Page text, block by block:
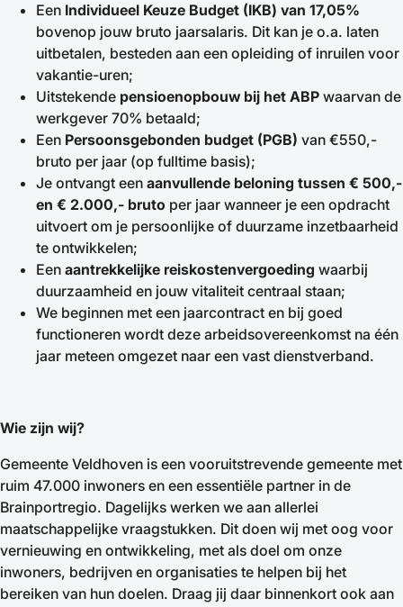
Een Individueel Keuze Budget (IKB) van 17,05%
bovenop jouw bruto jaarsalaris. Dit kan je o.a. laten
uitbetalen, besteden aan een opleiding of inruilen voor
vakantie-uren;
Uitstekende pensioenopbouw bij het ABP waarvan de
werkgever 70% betaald;
Een Persoonsgebonden budget (PGB) van €550,-
bruto per jaar (op fulltime basis);
Je ontvangt een aanvullende beloning tussen € 500,-
en € 2.000,- bruto per jaar wanneer je een opdracht
uitvoert om je persoonlijke of duurzame inzetbaarheid
te ontwikkelen;
Een aantrekkelijke reiskostenvergoeding waarbij
duurzaamheid en jouw vitaliteit centraal staan;
We beginnen met een jaarcontract en bij goed
functioneren wordt deze arbeidsovereenkomst na één
jaar meteen omgezet naar een vast dienstverband.
Wie zijn wij?
Gemeente Veldhoven is een vooruitstrevende gemeente met
ruim 47.000 inwoners en een essentiële partner in de
Brainportregio. Dagelijks werken we aan allerlei
maatschappelijke vraagstukken. Dit doen wij met oog voor
vernieuwing en ontwikkeling, met als doel om onze
inwoners, bedrijven en organisaties te helpen bij het
bereiken van hun doelen. Draag jij daar binnenkort ook aan